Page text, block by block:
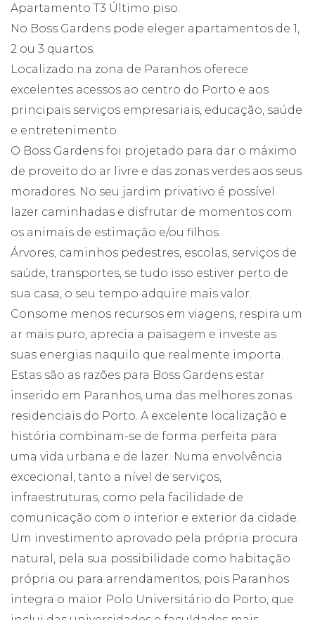
Apartamento T3 Último piso.
No Boss Gardens pode eleger apartamentos de 1,
2 ou 3 quartos.
Localizado na zona de Paranhos oferece
excelentes acessos ao centro do Porto e aos
principais serviços empresariais, educação, saúde
e entretenimento.
O Boss Gardens foi projetado para dar o máximo
de proveito do ar livre e das zonas verdes aos seus
moradores. No seu jardim privativo é possível
lazer caminhadas e disfrutar de momentos com
os animais de estimação e/ou filhos.
Árvores, caminhos pedestres, escolas, serviços de
saúde, transportes, se tudo isso estiver perto de
sua casa, o seu tempo adquire mais valor.
Consome menos recursos em viagens, respira um
ar mais puro, aprecia a paisagem e investe as
suas energias naquilo que realmente importa.
Estas são as razões para Boss Gardens estar
inserido em Paranhos, uma das melhores zonas
residenciais do Porto. A excelente localização e
história combinam-se de forma perfeita para
uma vida urbana e de lazer. Numa envolvência
excecional, tanto a nível de serviços,
infraestruturas, como pela facilidade de
comunicação com o interior e exterior da cidade.
Um investimento aprovado pela própria procura
natural, pela sua possibilidade como habitação
própria ou para arrendamentos, pois Paranhos
integra o maior Polo Universitário do Porto, que